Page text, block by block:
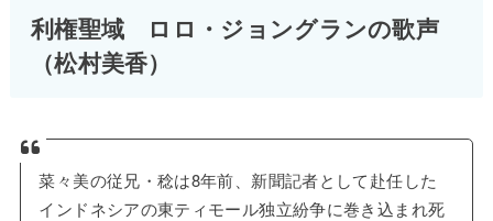
利権聖域 ロロ・ジョングランの歌声
（松村美香）
菜々美の従兄・稔は8年前、新聞記者として赴任した
インドネシアの東ティモール独立紛争に巻き込まれ死